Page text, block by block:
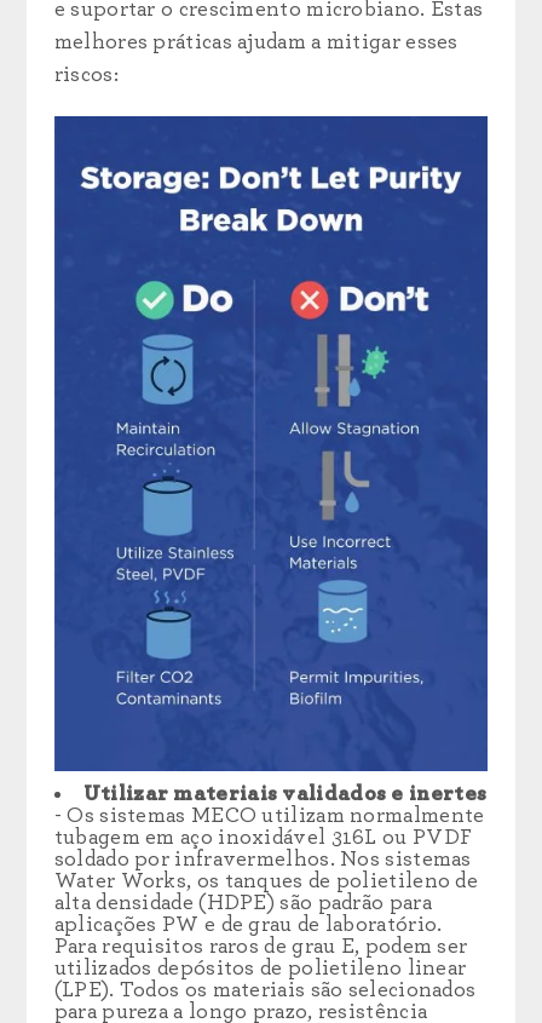
e suportar o crescimento microbiano. Estas
melhores práticas ajudam a mitigar esses
riscos:
Utilizar materiais validados e inertes
- Os sistemas MECO utilizam normalmente
tubagem em aço inoxidável 316L ou PVDF
soldado por infravermelhos. Nos sistemas
Water Works, os tanques de polietileno de
alta densidade (HDPE) são padrão para
aplicações PW e de grau de laboratório.
Para requisitos raros de grau E, podem ser
utilizados depósitos de polietileno linear
(LPE). Todos os materiais são selecionados
para pureza a longo prazo, resistência